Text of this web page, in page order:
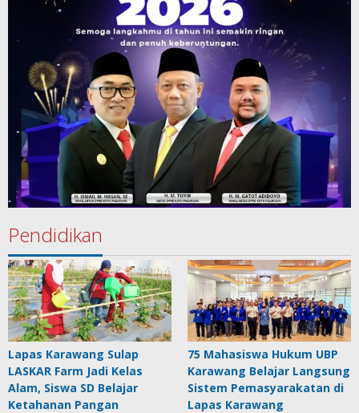
Pendidikan
Lapas Karawang Sulap
LASKAR Farm Jadi Kelas
Alam, Siswa SD Belajar
Ketahanan Pangan
75 Mahasiswa Hukum UBP
Karawang Belajar Langsung
Sistem Pemasyarakatan di
Lapas Karawang